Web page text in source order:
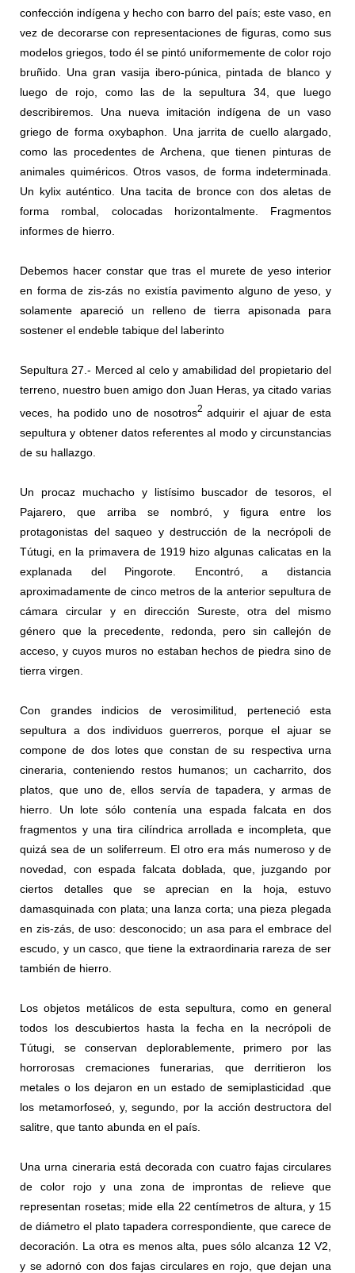
confección indígena y hecho con barro del país; este vaso, en
vez de decorarse con representaciones de ﬁguras, como sus
modelos griegos, todo él se pintó uniformemente de color rojo
bruñido. Una gran vasija ibero-púnica, pintada de blanco y
luego de rojo, como las de la sepultura 34, que luego
describiremos. Una nueva imitación indígena de un vaso
griego de forma oxybaphon. Una jarrita de cuello alargado,
como las procedentes de Archena, que tienen pinturas de
animales quiméricos. Otros vasos, de forma indeterminada.
Un kylix auténtico. Una tacita de bronce con dos aletas de
forma rombal, colocadas horizontalmente. Fragmentos
informes de hierro.
Debemos hacer constar que tras el murete de yeso interior
en forma de zis-zás no existía pavimento alguno de yeso, y
solamente apareció un relleno de tierra apisonada para
sostener el endeble tabique del laberinto
Sepultura 27.- Merced al celo y amabilidad del propietario del
terreno, nuestro buen amigo don Juan Heras, ya citado varias
veces, ha podido uno de nosotros2 adquirir el ajuar de esta
sepultura y obtener datos referentes al modo y circunstancias
de su hallazgo.
Un procaz muchacho y listísimo buscador de tesoros, el
Pajarero, que arriba se nombró, y ﬁgura entre los
protagonistas del saqueo y destrucción de la necrópoli de
Tútugi, en la primavera de 1919 hizo algunas calicatas en la
explanada del Pingorote. Encontró, a distancia
aproximadamente de cinco metros de la anterior sepultura de
cámara circular y en dirección Sureste, otra del mismo
género que la precedente, redonda, pero sin callejón de
acceso, y cuyos muros no estaban hechos de piedra sino de
tierra virgen.
Con grandes indicios de verosimilitud, perteneció esta
sepultura a dos individuos guerreros, porque el ajuar se
compone de dos lotes que constan de su respectiva urna
cineraria, conteniendo restos humanos; un cacharrito, dos
platos, que uno de, ellos servía de tapadera, y armas de
hierro. Un lote sólo contenía una espada falcata en dos
fragmentos y una tira cilíndrica arrollada e incompleta, que
quizá sea de un soliferreum. El otro era más numeroso y de
novedad, con espada falcata doblada, que, juzgando por
ciertos detalles que se aprecian en la hoja, estuvo
damasquinada con plata; una lanza corta; una pieza plegada
en zis-zás, de uso: desconocido; un asa para el embrace del
escudo, y un casco, que tiene la extraordinaria rareza de ser
también de hierro.
Los objetos metálicos de esta sepultura, como en general
todos los descubiertos hasta la fecha en la necrópoli de
Tútugi, se conservan deplorablemente, primero por las
horrorosas cremaciones funerarias, que derritieron los
metales o los dejaron en un estado de semiplasticidad .que
los metamorfoseó, y, segundo, por la acción destructora del
salitre, que tanto abunda en el país.
Una urna cineraria está decorada con cuatro fajas circulares
de color rojo y una zona de improntas de relieve que
representan rosetas; mide ella 22 centímetros de altura, y 15
de diámetro el plato tapadera correspondiente, que carece de
decoración. La otra es menos alta, pues sólo alcanza 12 V2,
y se adornó con dos fajas circulares en rojo, que dejan una